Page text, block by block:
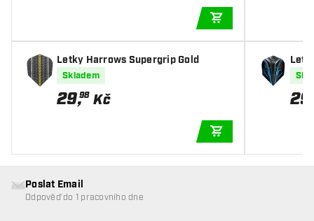
Letky Harrows Supergrip Gold
Skladem
29,98 Kč 29
Poslat Email
Odpověď do 1 pracovního dne